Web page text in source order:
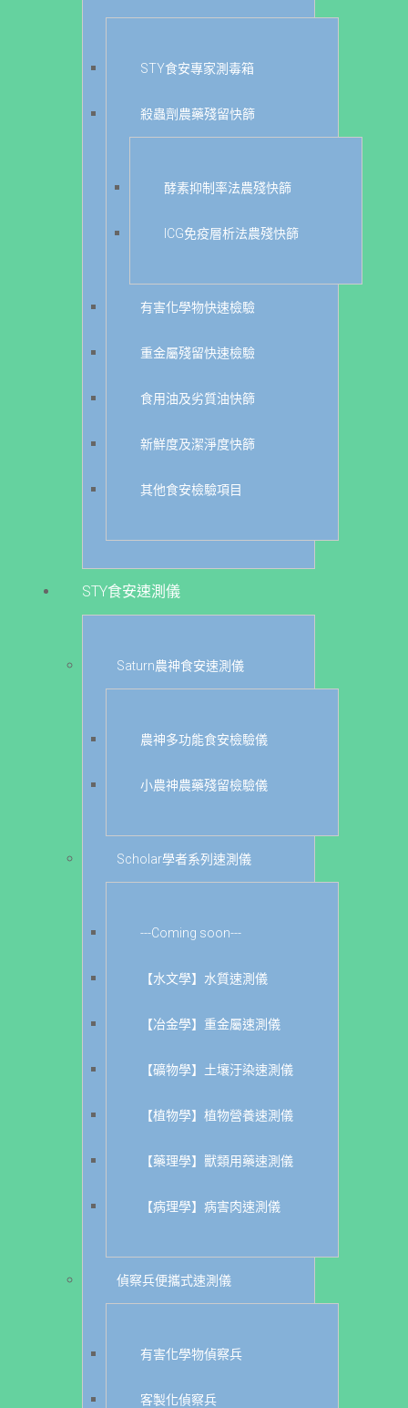
STY食安專家測毒箱
殺蟲劑農藥殘留快篩
酵素抑制率法農殘快篩
ICG免疫層析法農殘快篩
有害化學物快速檢驗
重金屬殘留快速檢驗
食用油及劣質油快篩
新鮮度及潔淨度快篩
其他食安檢驗項目
STY食安速測儀
Saturn農神食安速測儀
農神多功能食安檢驗儀
小農神農藥殘留檢驗儀
Scholar學者系列速測儀
---Coming soon---
【水文學】水質速測儀
【冶金學】重金屬速測儀
【礦物學】土壤汙染速測儀
【植物學】植物營養速測儀
【藥理學】獸類用藥速測儀
【病理學】病害肉速測儀
偵察兵便攜式速測儀
有害化學物偵察兵
客製化偵察兵